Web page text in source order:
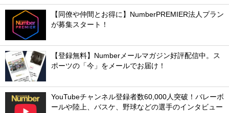
【同僚や仲間とお得に】NumberPREMIER法人プラン
が募集スタート！
【登録無料】Numberメールマガジン好評配信中。ス
ポーツの「今」をメールでお届け！
YouTubeチャンネル登録者数60,000人突破！バレーボ
ールや陸上、バスケ、野球などの選手のインタビュー